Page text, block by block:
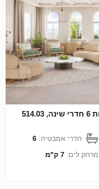
וילה ב Abu Dhabi, איחוד האמירויות 6 חדרי שינה, 514.03
חדרי אמבטיה:6
מרחק לים:7 ק"מ